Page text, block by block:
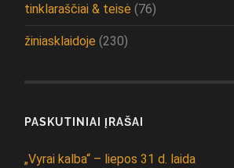
tinklaraščiai & teisė (76)
žiniasklaidoje (230)
PASKUTINIAI ĮRAŠAI
„Vyrai kalba“ – liepos 31 d. laida